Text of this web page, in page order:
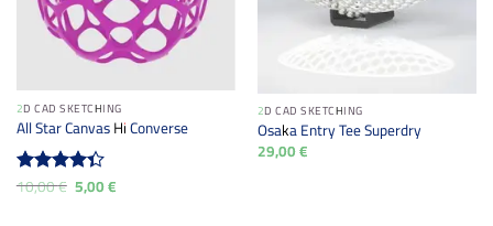
2D CAD SKETCHING
All Star Canvas Hi Converse
Valorado
10,00€ El
precio
5,00€Elprecio
2D CAD SKETCHING
Osaka Entry Tee Superdry
29,00€